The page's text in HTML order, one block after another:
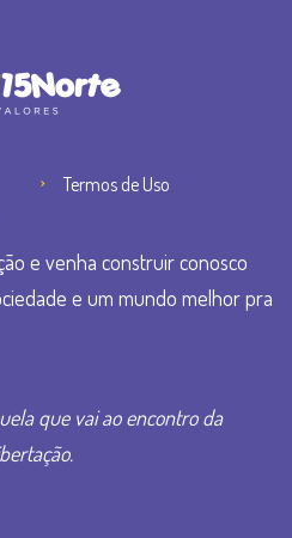
Termos de Uso
e venha construir conosco
e um mundo melhor pra
que vai ao encontro da